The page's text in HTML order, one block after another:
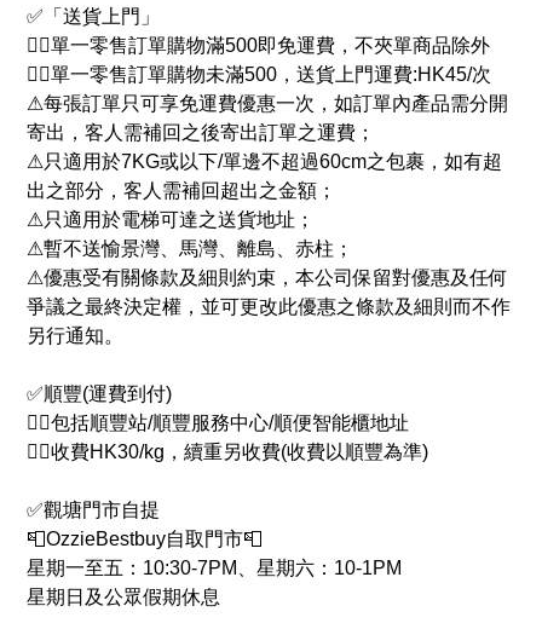
✅「送貨上門」
👉🏻單一零售訂單購物滿500即免運費，不夾單商品除外
👉🏻單一零售訂單購物未滿500，送貨上門運費:HK45/次
⚠每張訂單只可享免運費優惠一次，如訂單內產品需分開
寄出，客人需補回之後寄出訂單之運費；
⚠只適用於7KG或以下/單邊不超過60cm之包裹，如有超
出之部分，客人需補回超出之金額；
⚠只適用於電梯可達之送貨地址；
⚠暫不送愉景灣、馬灣、離島、赤柱；
⚠優惠受有關條款及細則約束，本公司保留對優惠及任何
爭議之最終決定權，並可更改此優惠之條款及細則而不作
另行通知。
✅順豐(運費到付)
👉🏻包括順豐站/順豐服務中心/順便智能櫃地址
👉🏻收費HK30/kg，續重另收費(收費以順豐為準)
✅觀塘門市自提
📮OzzieBestbuy自取門市📮
星期一至五：10:30-7PM、星期六：10-1PM
星期日及公眾假期休息